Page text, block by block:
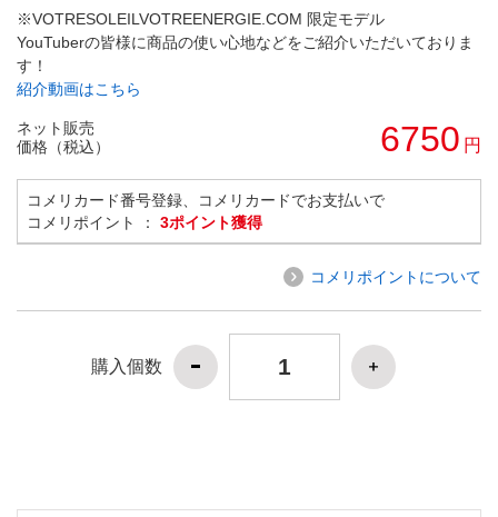
※VOTRESOLEILVOTREENERGIE.COM 限定モデル
YouTuberの皆様に商品の使い心地などをご紹介いただいておりま
す！
紹介動画はこちら
ネット販売
価格（税込）
6750 円
コメリカード番号登録、コメリカードでお支払いで
コメリポイント ： 3ポイント獲得
コメリポイントについて
購入個数